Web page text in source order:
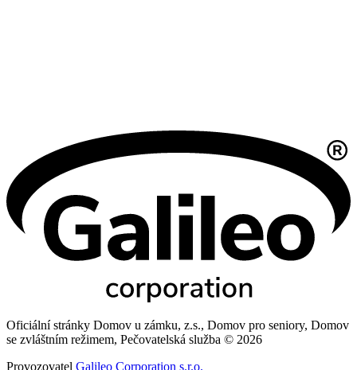
Oficiální stránky Domov u zámku, z.s., Domov pro seniory, Domov
se zvláštním režimem, Pečovatelská služba © 2026
Provozovatel Galileo Corporation s.r.o.